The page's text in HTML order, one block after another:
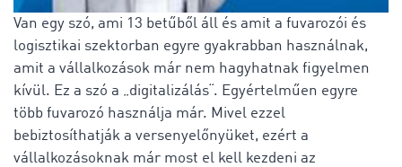
Van egy szó, ami 13 betűből áll és amit a fuvarozói és
logisztikai szektorban egyre gyakrabban használnak,
amit a vállalkozások már nem hagyhatnak figyelmen
kívül. Ez a szó a „digitalizálás“. Egyértelműen egyre
több fuvarozó használja már. Mivel ezzel
bebiztosíthatják a versenyelőnyüket, ezért a
vállalkozásoknak már most el kell kezdeni az